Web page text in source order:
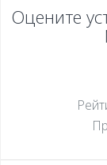
Оцените